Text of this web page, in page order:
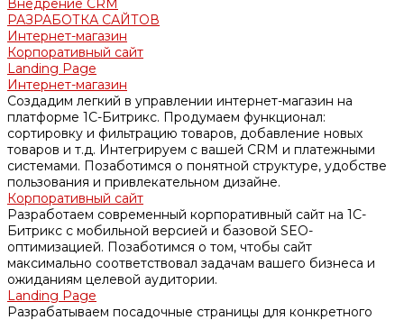
Внедрение CRM
РАЗРАБОТКА САЙТОВ
Интернет-магазин
Корпоративный сайт
Landing Page
Интернет-магазин
Создадим легкий в управлении интернет-магазин на
платформе 1С-Битрикс. Продумаем функционал:
сортировку и фильтрацию товаров, добавление новых
товаров и т.д. Интегрируем с вашей CRM и платежными
системами. Позаботимся о понятной структуре, удобстве
пользования и привлекательном дизайне.
Корпоративный сайт
Разработаем современный корпоративный сайт на 1С-
Битрикс с мобильной версией и базовой SEO-
оптимизацией. Позаботимся о том, чтобы сайт
максимально соответствовал задачам вашего бизнеса и
ожиданиям целевой аудитории.
Landing Page
Разрабатываем посадочные страницы для конкретного